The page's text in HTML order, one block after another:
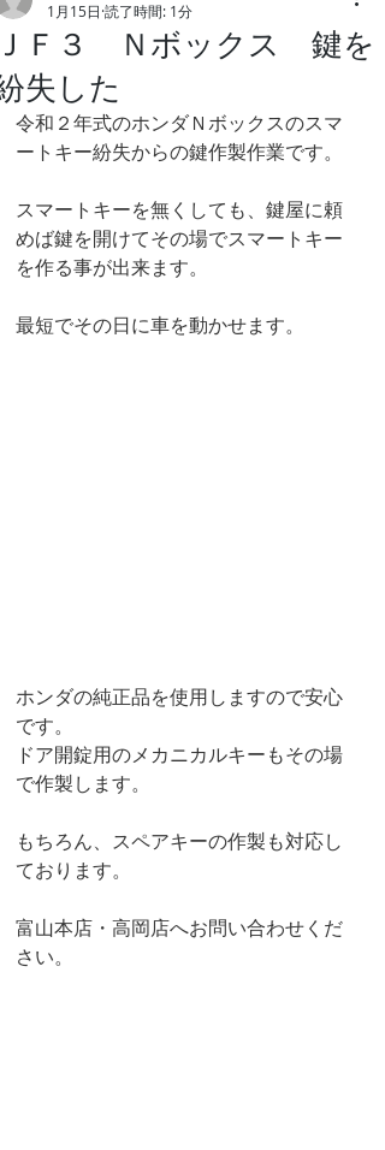
Ｆ３ Ｎボックス 鍵を
失した
1月15日 読了時間: 1分
令和２年式のホンダＮボックスのスマ
ートキー紛失からの鍵作製作業です。
スマートキーを無くしても、鍵屋に頼
めば鍵を開けてその場でスマートキー
を作る事が出来ます。
最短でその日に車を動かせます。
ホンダの純正品を使用しますので安心
です。
ドア開錠用のメカニカルキーもその場
で作製します。
もちろん、スペアキーの作製も対応し
ております。
富山本店・高岡店へお問い合わせくだ
さい。